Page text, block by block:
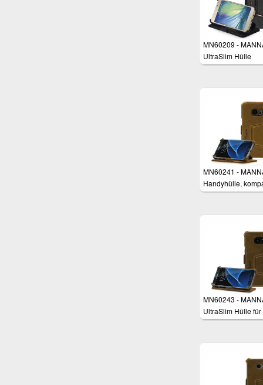
MN60209 -
UltraSlim Hülle
Samsung Galaxy
MN60241 -
Handyhülle,
mit Samsung
Cover für
MN60243 -
UltraSlim Hülle für
Samsung Galaxy